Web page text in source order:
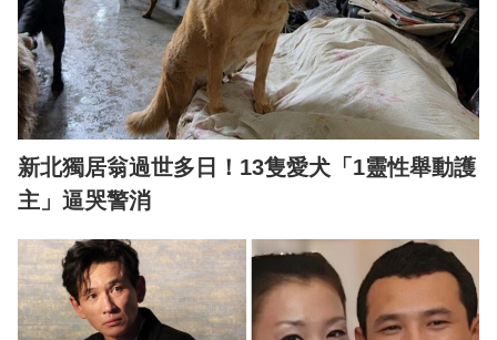
新北獨居翁過世多日！13隻愛犬「1靈性舉動護
主」逼哭警消